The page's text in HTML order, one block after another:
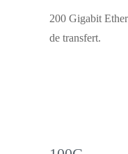
200 Gigabit
de transfert.